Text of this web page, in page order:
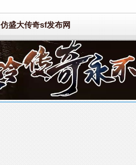
仿盛大传奇sf发布网